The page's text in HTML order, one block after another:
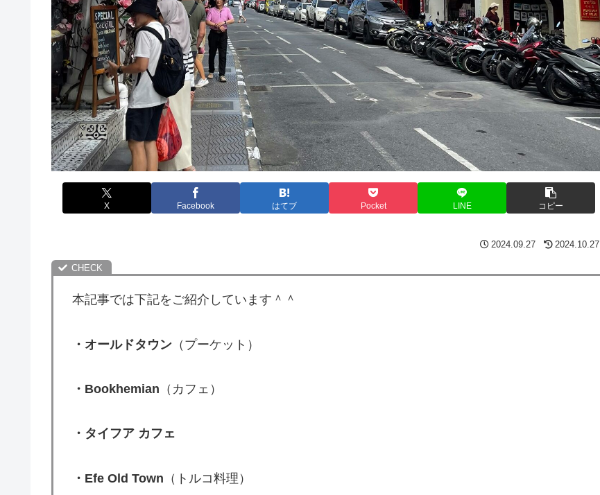
X Facebook はてブ Pocket LINE コピー
2024.09.27 2024.10.27
本記事では下記をご紹介しています＾＾
・オールドタウン （プーケット）
・Bookhemian （カフェ）
・タイフア カフェ
・Efe Old Town （トルコ料理）